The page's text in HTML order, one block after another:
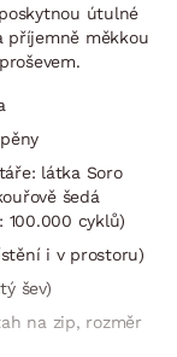
útulné
příjemně měkkou
látka Soro
šedá
100.000 cyklů)
i v prostoru)
šev)
na zip, rozměr